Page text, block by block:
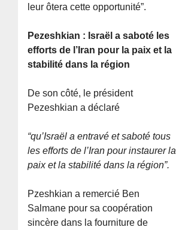
leur ôtera cette opportunité”.
Pezeshkian : Israël a saboté les
efforts de l’Iran pour la paix et la
stabilité dans la région
De son côté, le président
Pezeshkian a déclaré
“qu’Israël a entravé et saboté tous
les efforts de l’Iran pour instaurer la
paix et la stabilité dans la région”.
Pzeshkian a remercié Ben
Salmane pour sa coopération
sincère dans la fourniture de